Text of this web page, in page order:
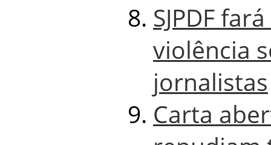
SJPDF
violência
jornalistas
Carta